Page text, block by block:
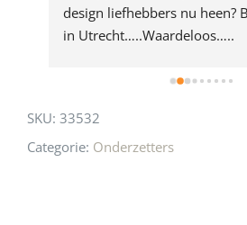
design liefhebbers nu heen?
in Utrecht…..Waardeloos…..
SKU: 33532
Categorie: Onderzetters